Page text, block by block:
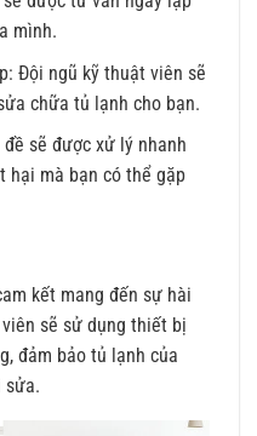
mình.
Đội ngũ kỹ thuật viên sẽ
chữa tủ lạnh cho bạn.
sẽ được xử lý nhanh
hại mà bạn có thể gặp
kết mang đến sự hài
sẽ sử dụng thiết bị
đảm bảo tủ lạnh của
sửa.